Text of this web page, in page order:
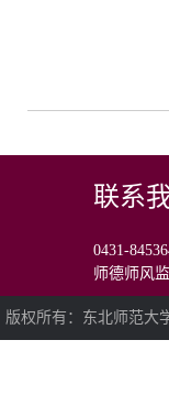
联系
0431-
师德师风
版权所有：东北师范大